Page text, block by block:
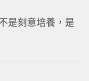
是刻意培養，是